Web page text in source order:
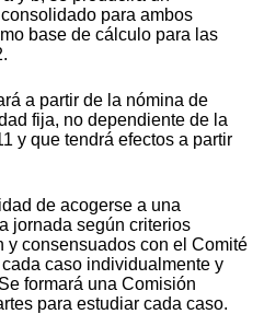
para ambos
base de cálculo para las
a partir de la nómina de
fija, no dependiente de la
y que tendrá efectos a partir
de acogerse a una
jornada según criterios
y consensuados con el Comité
caso individualmente y
formará una Comisión
para estudiar cada caso.